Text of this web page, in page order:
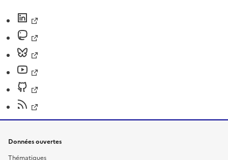
Données ouvertes
Thématiques